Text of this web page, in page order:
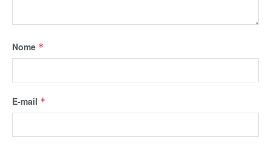
Nome *
E-mail *